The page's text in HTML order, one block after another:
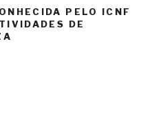
PELO ICNF
DE